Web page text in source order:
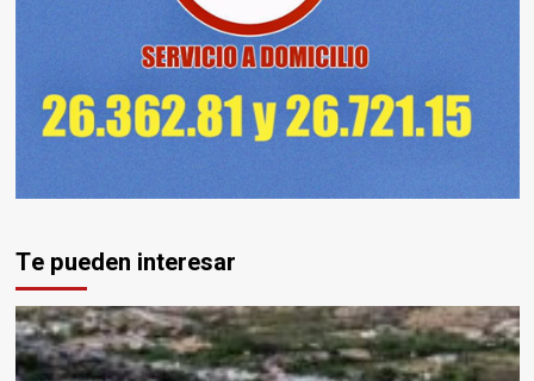
Te pueden interesar